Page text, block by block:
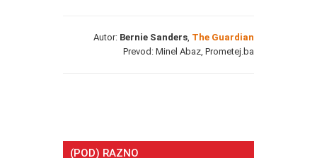
Autor: Bernie Sanders The Guardian
Prevod: Minel Abaz, Prometej.ba
(POD) RAZNO